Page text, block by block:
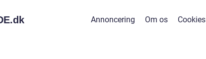
dk Annoncering Om os Cookies